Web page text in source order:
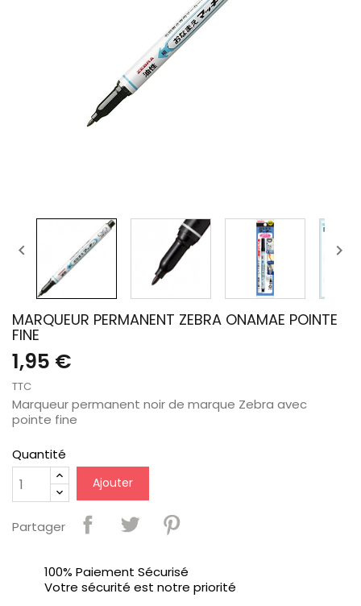
 
MARQUEUR PERMANENT ZEBRA ONAMAE POINTE
FINE
1,95 €
TTC
Marqueur permanent noir de marque Zebra avec
pointe fine
Quantité
Ajouter
Partager
100% Paiement Sécurisé
Votre sécurité est notre priorité